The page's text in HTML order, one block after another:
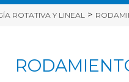
ROTATIVA Y LINEAL >